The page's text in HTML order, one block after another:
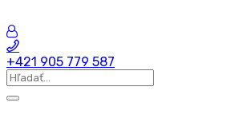
+421 905 779 587